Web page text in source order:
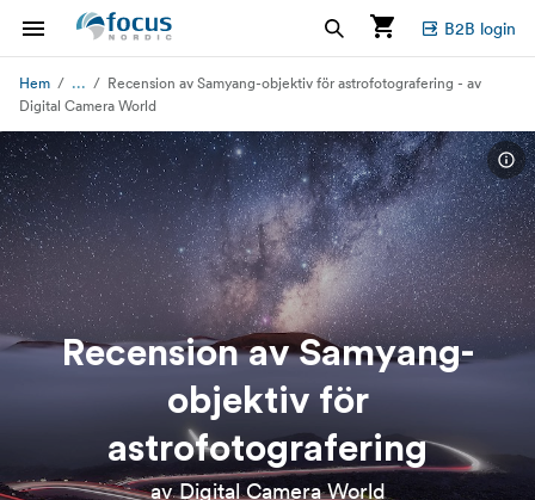
B2B login
Hem ...
Recension av Samyang-objektiv för astrofotografering - av
Digital Camera World
Recension av Samyang-
objektiv för
astrofotografering
av Digital Camera World